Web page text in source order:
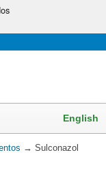
English
→ Sulconazol